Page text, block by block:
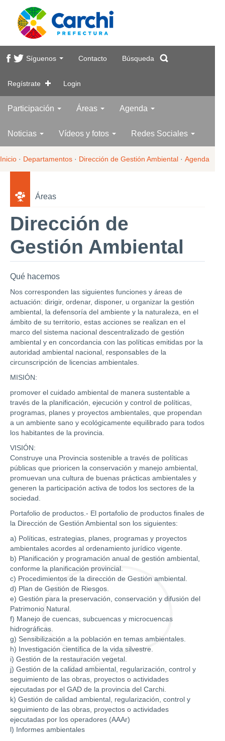
Síguenos Contacto Búsqueda
Regístrate Login
Participación Áreas Agenda
Noticias Vídeos y fotos Redes Sociales
Inicio · Departamentos · Dirección de Gestión Ambiental · Agenda
Áreas
Dirección de
Gestión Ambiental
Qué hacemos
Nos corresponden las siguientes funciones y áreas de
actuación: dirigir, ordenar, disponer, u organizar la gestión
ambiental, la defensoría del ambiente y la naturaleza, en el
ámbito de su territorio, estas acciones se realizan en el
marco del sistema nacional descentralizado de gestión
ambiental y en concordancia con las políticas emitidas por la
autoridad ambiental nacional, responsables de la
circunscripción de licencias ambientales.
MISIÓN:
promover el cuidado ambiental de manera sustentable a
través de la planificación, ejecución y control de políticas,
programas, planes y proyectos ambientales, que propendan
a un ambiente sano y ecológicamente equilibrado para todos
los habitantes de la provincia.
VISIÓN:
Construye una Provincia sostenible a través de políticas
públicas que prioricen la conservación y manejo ambiental,
promuevan una cultura de buenas prácticas ambientales y
generen la participación activa de todos los sectores de la
sociedad.
Portafolio de productos.- El portafolio de productos finales de
la Dirección de Gestión Ambiental son los siguientes:
a) Políticas, estrategias, planes, programas y proyectos
ambientales acordes al ordenamiento jurídico vigente.
b) Planificación y programación anual de gestión ambiental,
conforme la planificación provincial.
c) Procedimientos de la dirección de Gestión ambiental.
d) Plan de Gestión de Riesgos.
e) Gestión para la preservación, conservación y difusión del
Patrimonio Natural.
f) Manejo de cuencas, subcuencas y microcuencas
hidrográficas.
g) Sensibilización a la población en temas ambientales.
h) Investigación científica de la vida silvestre.
i) Gestión de la restauración vegetal.
j) Gestión de la calidad ambiental, regularización, control y
seguimiento de las obras, proyectos o actividades
ejecutadas por el GAD de la provincia del Carchi.
k) Gestión de calidad ambiental, regularización, control y
seguimiento de las obras, proyectos o actividades
ejecutadas por los operadores (AAAr)
l) Informes ambientales